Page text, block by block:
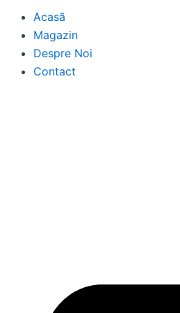
b
o
o
k
a
g
r
a
Acasă
Magazin
Despre Noi
Contact